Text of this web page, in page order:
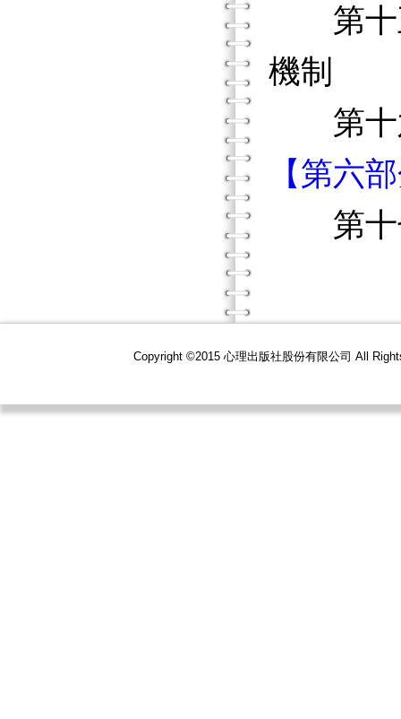
第十
機制
第十
【第六
第十
Copyright ©2015 心理出版社股份有限公司 All